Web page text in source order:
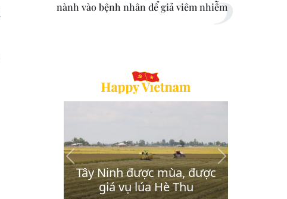
nành vào bệnh nhân để giả viêm nhiễm